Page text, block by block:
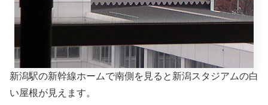
新潟駅の新幹線ホームで南側を見ると新潟スタジアムの白
い屋根が見えます。